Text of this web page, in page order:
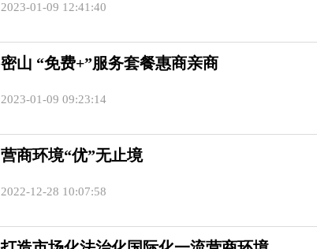
2023-01-09 12:41:40
密山 “免费+”服务套餐惠商亲商
2023-01-09 09:23:14
营商环境“优”无止境
2022-12-28 10:07:58